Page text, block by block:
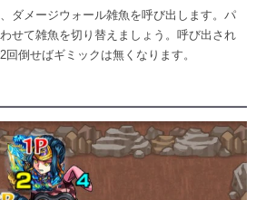
ダメージウォール雑魚を呼び出します。パ
せて雑魚を切り替えましょう。呼び出され
倒せばギミックは無くなります。